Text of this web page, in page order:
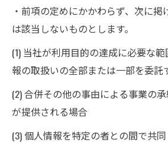
・前項の定めにかかわらず、次に
は該当しないものとします。
(1) 当社が利用目的の達成に必要な
報の取扱いの全部または一部を委託
(2) 合併その他の事由による事業の
が提供される場合
(3) 個人情報を特定の者との間で共